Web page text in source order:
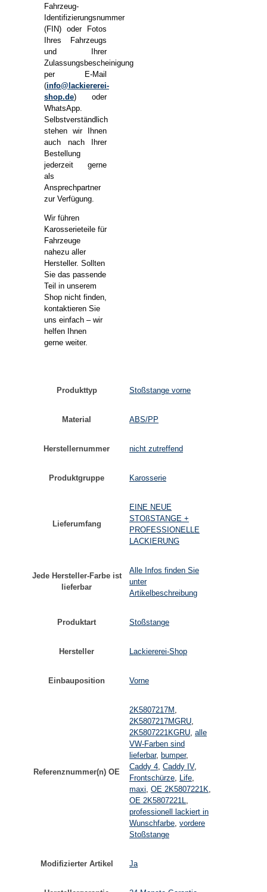
Fahrzeug-
Identifizierungsnummer
(FIN) oder Fotos
Ihres Fahrzeugs
und Ihrer
Zulassungsbescheinigung
per E-Mail
(info@lackiererei-
shop.de) oder
WhatsApp.
Selbstverständlich
stehen wir Ihnen
auch nach Ihrer
Bestellung
jederzeit gerne
als
Ansprechpartner
zur Verfügung.
Wir führen
Karosserieteile für
Fahrzeuge
nahezu aller
Hersteller. Sollten
Sie das passende
Teil in unserem
Shop nicht finden,
kontaktieren Sie
uns einfach – wir
helfen Ihnen
gerne weiter.
Produkttyp Stoßstange vorne
Material ABS/PP
Herstellernummer nicht zutreffend
Produktgruppe Karosserie
Lieferumfang
EINE NEUE
STOßSTANGE +
PROFESSIONELLE
LACKIERUNG
Jede Hersteller-Farbe ist
lieferbar
Alle Infos finden Sie
unter
Artikelbeschreibung
Produktart Stoßstange
Hersteller Lackiererei-Shop
Einbauposition Vorne
Referenznummer(n) OE
2K5807217M
2K5807217MGRU
2K5807221KGRU alle
VW-Farben sind
lieferbar, bumper,
Caddy 4 Caddy IV,
Frontschürze
Life
maxi OE 2K5807221K
OE 2K5807221L
professionell lackiert in
Wunschfarbe vordere
Stoßstange
Modifizierter Artikel Ja